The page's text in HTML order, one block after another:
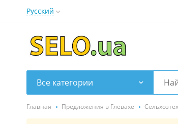
Русский
Все категории
Главная Предложения в Глевахе